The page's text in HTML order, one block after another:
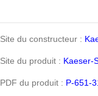
Site du constructeur :
Site du produit : Kaeser-
PDF du produit : P-651-